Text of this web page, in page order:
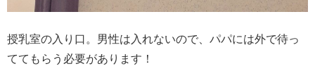
授乳室の入り口。男性は入れないので、パパには外で待っ
ててもらう必要があります！